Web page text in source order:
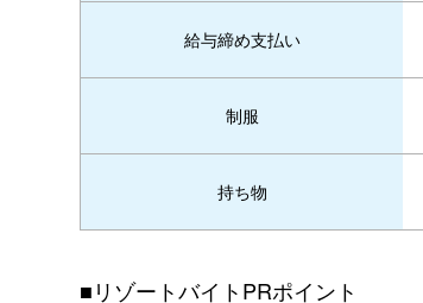
給与締め支払い
制服
持ち物
■リゾートバイトPRポイント